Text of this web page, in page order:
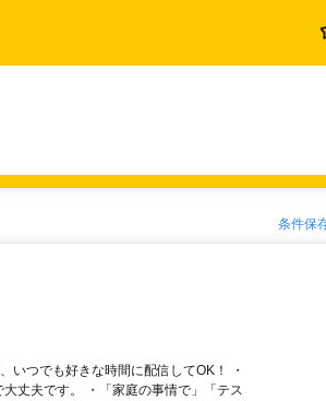
条件保
いつでも好きな時間に配信してOK！ ・
丈夫です。 ・「家庭の事情で」「テス